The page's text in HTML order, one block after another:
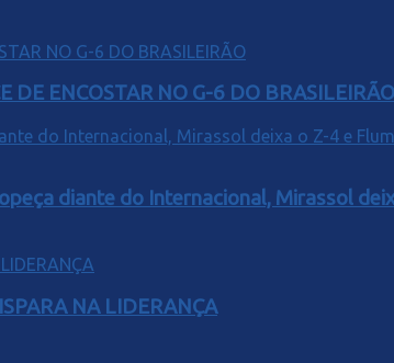
DE ENCOSTAR NO G-6 DO BRASILEIRÃO
diante do Internacional, Mirassol
NA LIDERANÇA